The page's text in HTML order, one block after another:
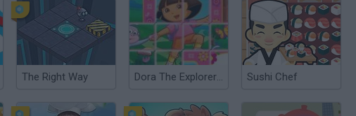
The Right Way Dora The Explorer Mix-Up Sushi Chef